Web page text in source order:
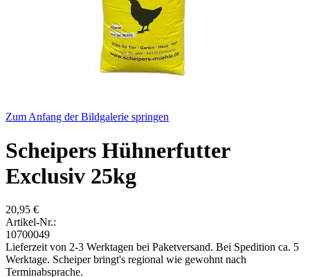
Zum Anfang der Bildgalerie springen
Scheipers Hühnerfutter
Exclusiv 25kg
20,95 €
Artikel-Nr.:
10700049
Lieferzeit von 2-3 Werktagen bei Paketversand. Bei Spedition ca. 5
Werktage. Scheiper bringt's regional wie gewohnt nach
Terminabsprache.